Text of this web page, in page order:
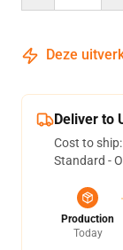
Deze
Deliver to
Cost to ship:
Standard -
Production
Today